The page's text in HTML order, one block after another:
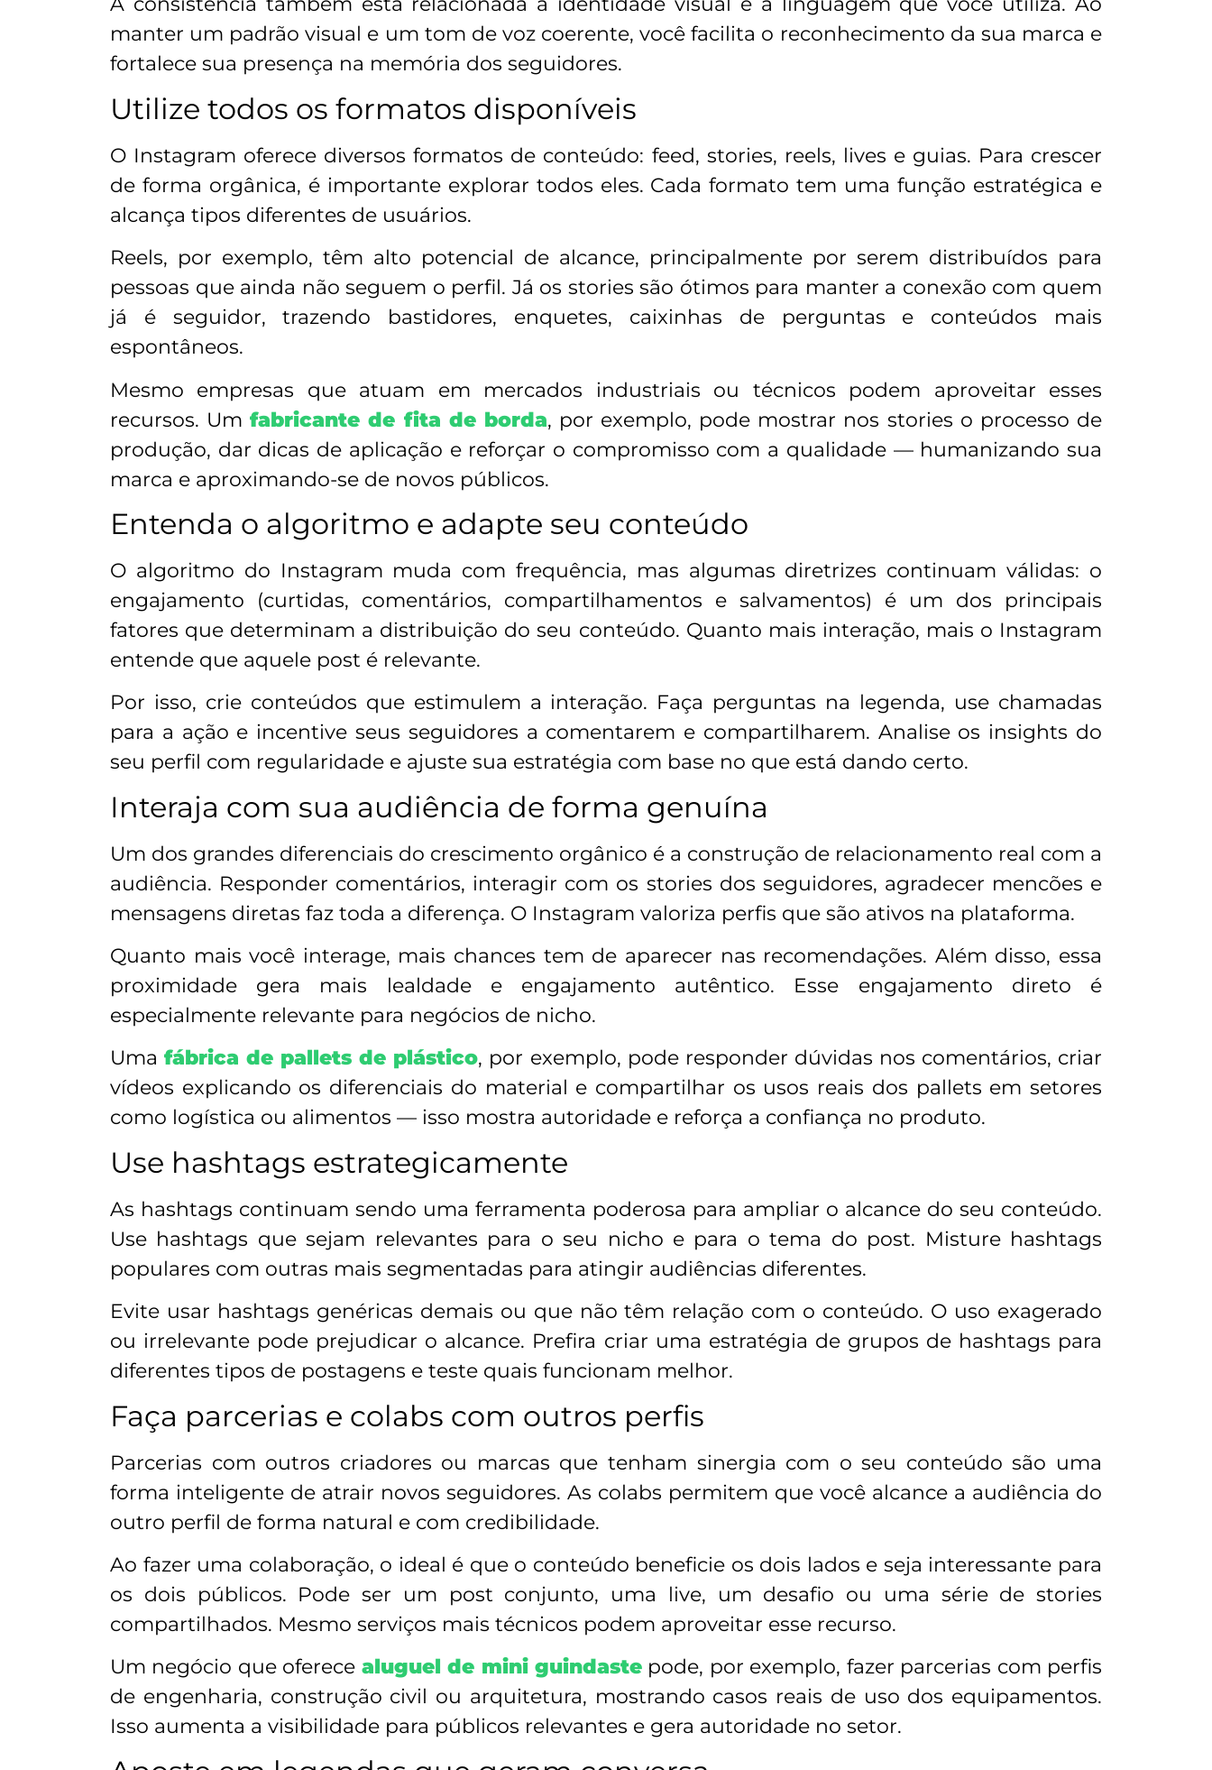
manter um padrão visual e um tom de voz coerente, você facilita o reconhecimento da sua marca e
fortalece sua presença na memória dos seguidores.
Utilize todos os formatos disponíveis
O Instagram oferece diversos formatos de conteúdo: feed, stories, reels, lives e guias. Para crescer
de forma orgânica, é importante explorar todos eles. Cada formato tem uma função estratégica e
alcança tipos diferentes de usuários.
Reels, por exemplo, têm alto potencial de alcance, principalmente por serem distribuídos para
pessoas que ainda não seguem o perfil. Já os stories são ótimos para manter a conexão com quem
já é seguidor, trazendo bastidores, enquetes, caixinhas de perguntas e conteúdos mais
espontâneos.
Mesmo empresas que atuam em mercados industriais ou técnicos podem aproveitar esses
recursos. Umfabricante de fita de borda, por exemplo, pode mostrar nos stories o processo de
produção, dar dicas de aplicação e reforçar o compromisso com a qualidade — humanizando sua
marca e aproximando-se de novos públicos.
Entenda o algoritmo e adapte seu conteúdo
O algoritmo do Instagram muda com frequência, mas algumas diretrizes continuam válidas: o
engajamento (curtidas, comentários, compartilhamentos e salvamentos) é um dos principais
fatores que determinam a distribuição do seu conteúdo. Quanto mais interação, mais o Instagram
entende que aquele post é relevante.
Por isso, crie conteúdos que estimulem a interação. Faça perguntas na legenda, use chamadas
para a ação e incentive seus seguidores a comentarem e compartilharem. Analise os insights do
seu perfil com regularidade e ajuste sua estratégia com base no que está dando certo.
Interaja com sua audiência de forma genuína
Um dos grandes diferenciais do crescimento orgânico é a construção de relacionamento real com a
audiência. Responder comentários, interagir com os stories dos seguidores, agradecer mencões e
mensagens diretas faz toda a diferença. O Instagram valoriza perfis que são ativos na plataforma.
Quanto mais você interage, mais chances tem de aparecer nas recomendações. Além disso, essa
proximidade gera mais lealdade e engajamento autêntico. Esse engajamento direto é
especialmente relevante para negócios de nicho.
Umafábrica de pallets de plástico, por exemplo, pode responder dúvidas nos comentários, criar
vídeos explicando os diferenciais do material e compartilhar os usos reais dos pallets em setores
como logística ou alimentos — isso mostra autoridade e reforça a confiança no produto.
Use hashtags estrategicamente
As hashtags continuam sendo uma ferramenta poderosa para ampliar o alcance do seu conteúdo.
Use hashtags que sejam relevantes para o seu nicho e para o tema do post. Misture hashtags
populares com outras mais segmentadas para atingir audiências diferentes.
Evite usar hashtags genéricas demais ou que não têm relação com o conteúdo. O uso exagerado
ou irrelevante pode prejudicar o alcance. Prefira criar uma estratégia de grupos de hashtags para
diferentes tipos de postagens e teste quais funcionam melhor.
Faça parcerias e colabs com outros perfis
Parcerias com outros criadores ou marcas que tenham sinergia com o seu conteúdo são uma
forma inteligente de atrair novos seguidores. As colabs permitem que você alcance a audiência do
outro perfil de forma natural e com credibilidade.
Ao fazer uma colaboração, o ideal é que o conteúdo beneficie os dois lados e seja interessante para
os dois públicos. Pode ser um post conjunto, uma live, um desafio ou uma série de stories
compartilhados. Mesmo serviços mais técnicos podem aproveitar esse recurso.
Um negócio que oferece aluguel de mini guindaste pode, por exemplo, fazer parcerias com perfis
de engenharia, construção civil ou arquitetura, mostrando casos reais de uso dos equipamentos.
Isso aumenta a visibilidade para públicos relevantes e gera autoridade no setor.